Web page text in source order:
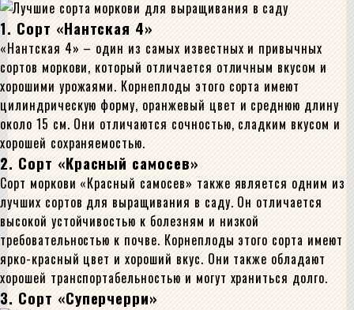
1. Сорт «Нантская 4»
«Нантская 4» – один из самых известных и привычных
сортов моркови, который отличается отличным вкусом и
хорошими урожаями. Корнеплоды этого сорта имеют
цилиндрическую форму, оранжевый цвет и среднюю длину
около 15 см. Они отличаются сочностью, сладким вкусом и
хорошей сохраняемостью.
2. Сорт «Красный самосев»
Сорт моркови «Красный самосев» также является одним из
лучших сортов для выращивания в саду. Он отличается
высокой устойчивостью к болезням и низкой
требовательностью к почве. Корнеплоды этого сорта имеют
ярко-красный цвет и хороший вкус. Они также обладают
хорошей транспортабельностью и могут храниться долго.
3. Сорт «Суперчерри»